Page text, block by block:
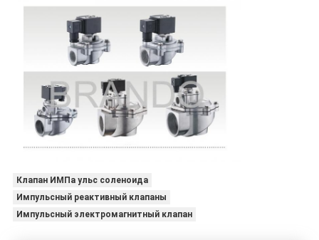
Клапан ИМПа ульс соленоида
Импульсный реактивный клапаны
Импульсный электромагнитный клапан